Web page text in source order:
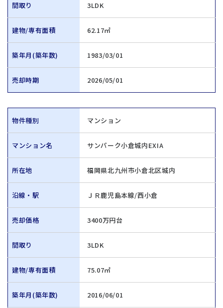
間取り 3LDK
建物/専有面積 62.17㎡
築年月(築年数) 1983/03/01
売却時期 2026/05/01
物件種別 マンション
マンション名 サンパーク小倉城内EXIA
所在地 福岡県北九州市小倉北区城内
沿線・駅 ＪＲ鹿児島本線/西小倉
売却価格 3400万円台
間取り 3LDK
建物/専有面積 75.07㎡
築年月(築年数) 2016/06/01